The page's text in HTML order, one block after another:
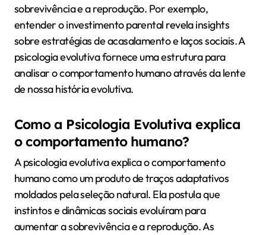
sobrevivência e a reprodução. Por exemplo,
entender o investimento parental revela insights
sobre estratégias de acasalamento e laços sociais. A
psicologia evolutiva fornece uma estrutura para
analisar o comportamento humano através da lente
de nossa história evolutiva.
Como a Psicologia Evolutiva explica
o comportamento humano?
A psicologia evolutiva explica o comportamento
humano como um produto de traços adaptativos
moldados pela seleção natural. Ela postula que
instintos e dinâmicas sociais evoluíram para
aumentar a sobrevivência e a reprodução. As